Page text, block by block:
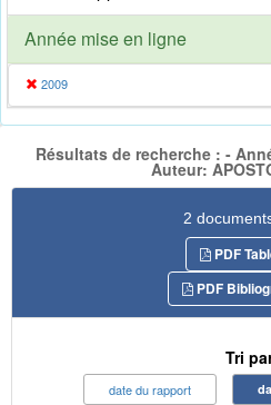
Année mise en ligne
2009
Résultats de recherche : -
Auteur:
2
PDF
PDF
Tri
date du rapport